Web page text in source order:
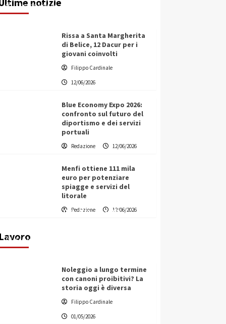
Filippo Cardinale
Rissa a Santa Margherita
di Belice, 12 Dacur per i
giovani coinvolti
Filippo Cardinale
12/06/2026
Blue Economy Expo 2026:
confronto sul futuro del
diportismo e dei servizi
portuali
Redazione 12/06/2026
Menfi ottiene 111 mila
euro per potenziare
spiagge e servizi del
litorale
Redazione 12/06/2026
Lavoro
Vino in Italia: il giro d’affari
contribuisce all’1,1% del PIL
Filippo Cardinale
Noleggio a lungo termine
con canoni proibitivi? La
storia oggi è diversa
Filippo Cardinale
01/05/2026